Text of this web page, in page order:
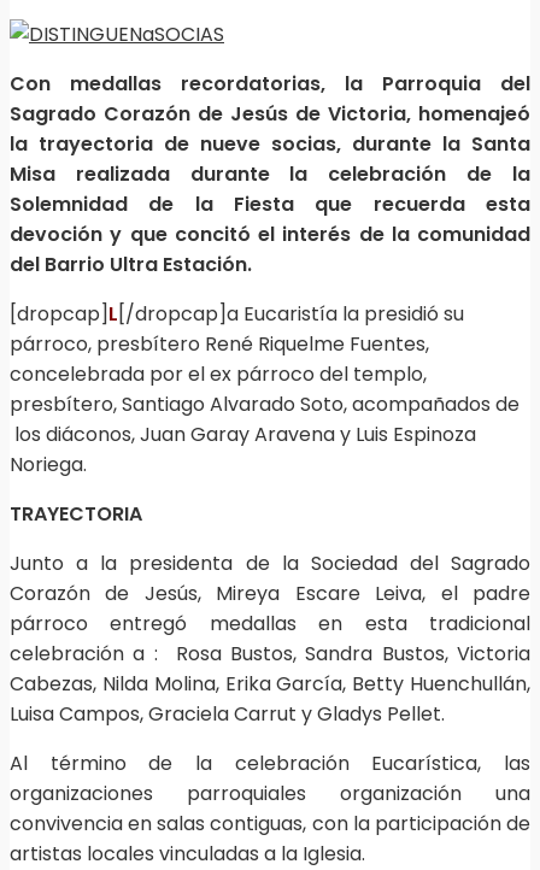
Con medallas recordatorias, la Parroquia del
Sagrado Corazón de Jesús de Victoria, homenajeó
la trayectoria de nueve socias, durante la Santa
Misa realizada durante la celebración de la
Solemnidad de la Fiesta que recuerda esta
devoción y que concitó el interés de la comunidad
del Barrio Ultra Estación.
[dropcap]L[/dropcap]a Eucaristía la presidió su
párroco, presbítero René Riquelme Fuentes,
concelebrada por el ex párroco del templo,
presbítero, Santiago Alvarado Soto, acompañados de
los diáconos, Juan Garay Aravena y Luis Espinoza
Noriega.
TRAYECTORIA
Junto a la presidenta de la Sociedad del Sagrado
Corazón de Jesús, Mireya Escare Leiva, el padre
párroco entregó medallas en esta tradicional
celebración a : Rosa Bustos, Sandra Bustos, Victoria
Cabezas, Nilda Molina, Erika García, Betty Huenchullán,
Luisa Campos, Graciela Carrut y Gladys Pellet.
Al término de la celebración Eucarística, las
organizaciones parroquiales organización una
convivencia en salas contiguas, con la participación de
artistas locales vinculadas a la Iglesia.